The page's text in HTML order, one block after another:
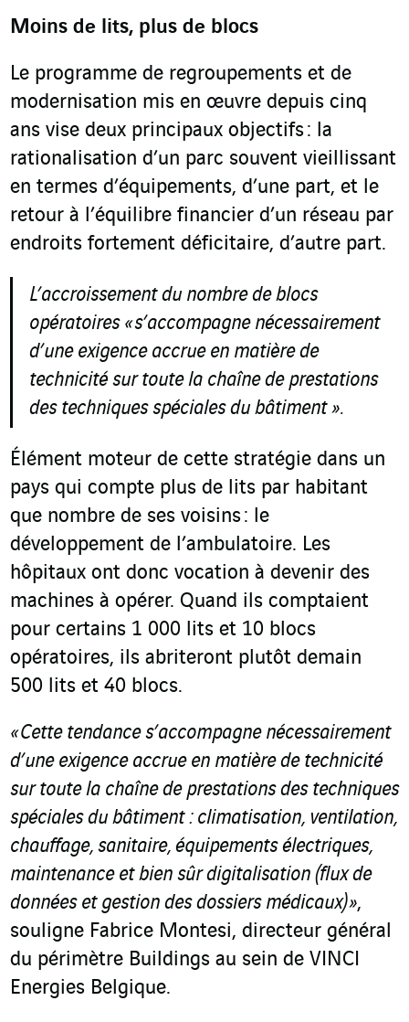
Moins de lits, plus de blocs
Le programme de regroupements et de
modernisation mis en œuvre depuis cinq
ans vise deux principaux objectifs : la
rationalisation d’un parc souvent vieillissant
en termes d’équipements, d’une part, et le
retour à l’équilibre financier d’un réseau par
endroits fortement déficitaire, d’autre part.
L’accroissement du nombre de blocs
opératoires « s’accompagne nécessairement
d’une exigence accrue en matière de
technicité sur toute la chaîne de prestations
des techniques spéciales du bâtiment».
Élément moteur de cette stratégie dans un
pays qui compte plus de lits par habitant
que nombre de ses voisins : le
développement de l’ambulatoire. Les
hôpitaux ont donc vocation à devenir des
machines à opérer. Quand ils comptaient
pour certains 1 000 lits et 10 blocs
opératoires, ils abriteront plutôt demain
500 lits et 40 blocs.
« Cette tendance s’accompagne nécessairement
d’une exigence accrue en matière de technicité
sur toute la chaîne de prestationsdes techniques
spéciales du bâtiment: climatisation, ventilation,
chauffage, sanitaire, équipements électriques,
maintenance et bien sûr digitalisation (flux de
données et gestion des dossiers médicaux) »,
souligne Fabrice Montesi, directeur général
du périmètre Buildings au sein de VINCI
Energies Belgique.